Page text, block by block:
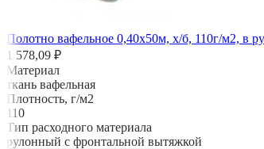
Полотно вафельное 0,40х50м, х/б, 110г/м2, в
1 578,09 ₽
Материал
ткань вафельная
Плотность, г/м2
110
Тип расходного материала
рулонный с фронтальной вытяжкой